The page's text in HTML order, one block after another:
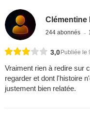
Clémentine
244 abonnés
3,0 Publiée le
Vraiment rien à redire sur
regarder et dont l'histoire
justement bien relatée.